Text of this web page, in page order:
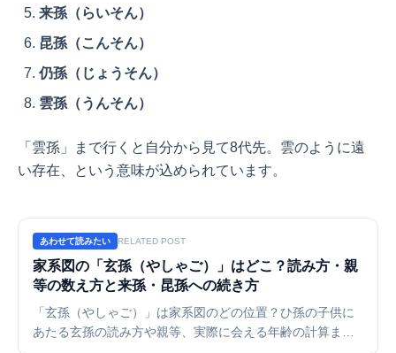
来孫（らいそん）
昆孫（こんそん）
仍孫（じょうそん）
雲孫（うんそん）
「雲孫」まで行くと自分から見て8代先。雲のように遠
い存在、という意味が込められています。
あわせて読みたい RELATED POST
家系図の「玄孫（やしゃご）」はどこ？読み方・親
等の数え方と来孫・昆孫への続き方
「玄孫（やしゃご）」は家系図のどの位置？ひ孫の子供に
あたる玄孫の読み方や親等、実際に会える年齢の計算まで